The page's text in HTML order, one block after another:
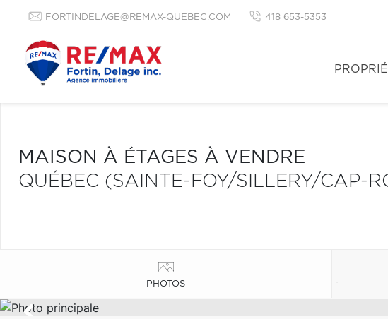
FORTINDELAGE@REMAX-QUEBEC.COM 418 653-5353
MAISON À ÉTAGES À VENDRE
QUÉBEC (SAINTE-FOY/SILLERY/CAP-
PHOTOS